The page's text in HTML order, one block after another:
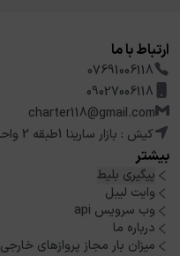
ارتباط با ما
07691006118
09027006118
charter118@gmail.com
کیش : بازار سارینا 1طبقه 2 واحد209
بیشتر
پیگیری بلیط
وایت لیبل
وب سرویس api
درباره ما
میزان بار مجاز پروازهای خارجی